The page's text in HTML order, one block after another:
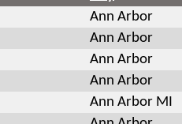
Ann Arbor
Ann Arbor
Ann Arbor
Ann Arbor
Ann Arbor MI